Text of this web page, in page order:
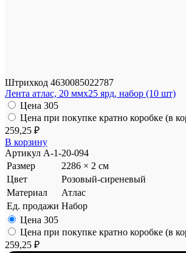
Штрихкод 4630085022787
Лента атлас, 20 ммx25 ярд, набор (10 шт)
Цена 305
Цена при покупке кратно коробке (в
259,25 ₽
В корзину
Артикул A-1-20-094
Размер
2286 × 2 см
Цвет
Розовый-сиреневый
Материал
Атлас
Ед. продажи Набор
Цена 305
Цена при покупке кратно коробке (в
259,25 ₽